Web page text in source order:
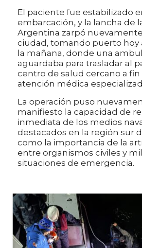
El paciente fue estabilizado
embarcación, y la lancha de
Argentina zarpó
ciudad, tomando puerto hoy
la mañana, donde una
aguardaba para trasladar al
centro de salud cercano a
atención médica
La operación puso
manifiesto la capacidad de
inmediata de los medios
destacados en la región sur
como la importancia de la
entre organismos civiles y
situaciones de emergencia.